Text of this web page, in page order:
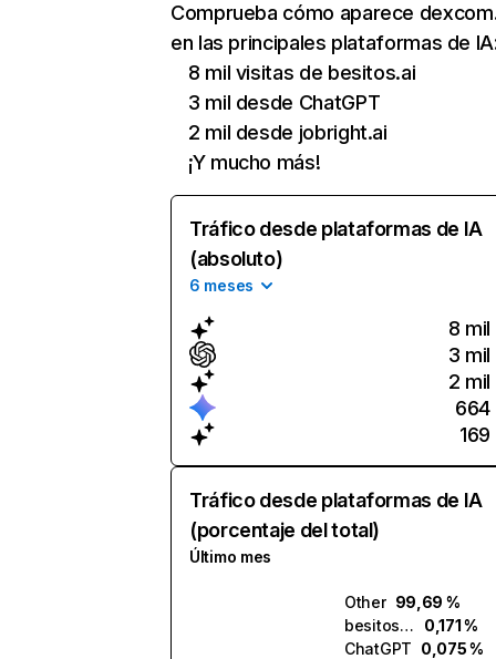
Comprueba cómo aparece
en las principales plataformas de
8 mil visitas de besitos.ai
3 mil desde ChatGPT
2 mil desde jobright.ai
¡Y mucho más!
Tráfico desde plataformas de IA
(absoluto)
6 meses
8 mil
3 mil
2 mil
664
169
Tráfico desde plataformas de IA
(porcentaje del total)
Último mes
Other 99,69 %
besitos.ai
0,171 %
ChatGPT 0,075 %